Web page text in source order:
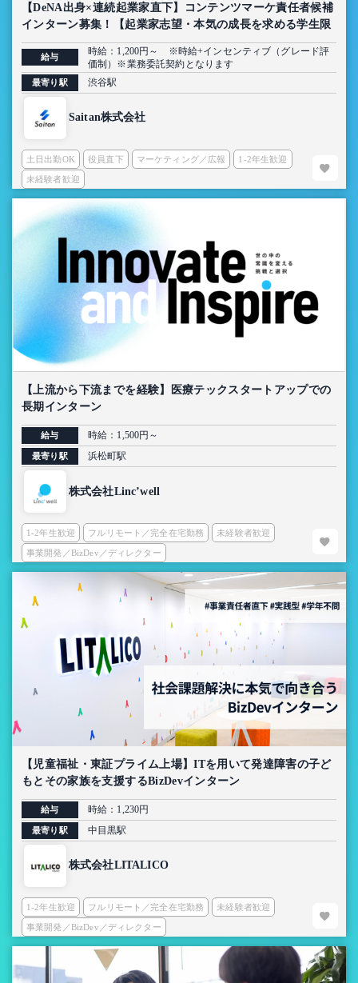
【DeNA出身×連続起業家直下】コンテンツマーケ責任者候補
インターン募集！【起業家志望・本気の成長を求める学生限
定】
給与
時給：1,200円～ ※時給+インセンティブ（グレード評
価制）※業務委託契約となります
最寄り駅 渋谷駅
Saitan株式会社
土日出勤OK 役員直下 マーケティング／広報 1-2年生歓迎
未経験者歓迎
【上流から下流までを経験】医療テックスタートアップでの
長期インターン
給与 時給：1,500円～
最寄り駅 浜松町駅
株式会社Linc’well
1-2年生歓迎 フルリモート／完全在宅勤務 未経験者歓迎
事業開発／BizDev／ディレクター
【児童福祉・東証プライム上場】ITを用いて発達障害の子ど
もとその家族を支援するBizDevインターン
給与 時給：1,230円
最寄り駅 中目黒駅
株式会社LITALICO
1-2年生歓迎 フルリモート／完全在宅勤務 未経験者歓迎
事業開発／BizDev／ディレクター